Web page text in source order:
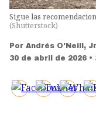
Sigue las
(Shutterstock)
Por Andrés O'Neill,
30 de abril de 2026 •